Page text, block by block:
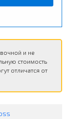
и не
стоимость
отличатся от